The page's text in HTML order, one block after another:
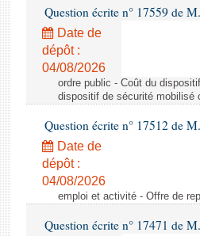
Question écrite n° 17559 de
Date de
dépôt :
04/08/2026
ordre public - Coût du
dispositif de sécurité mobilisé
Question écrite n° 17512 de
Date de
dépôt :
04/08/2026
emploi et activité - Offre de
Question écrite n° 17471 de